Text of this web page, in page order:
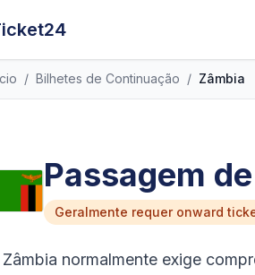
/ Bilhetes de Continuação / Zâmbia
Passagem
Geralmente requer onward
normalmente exige